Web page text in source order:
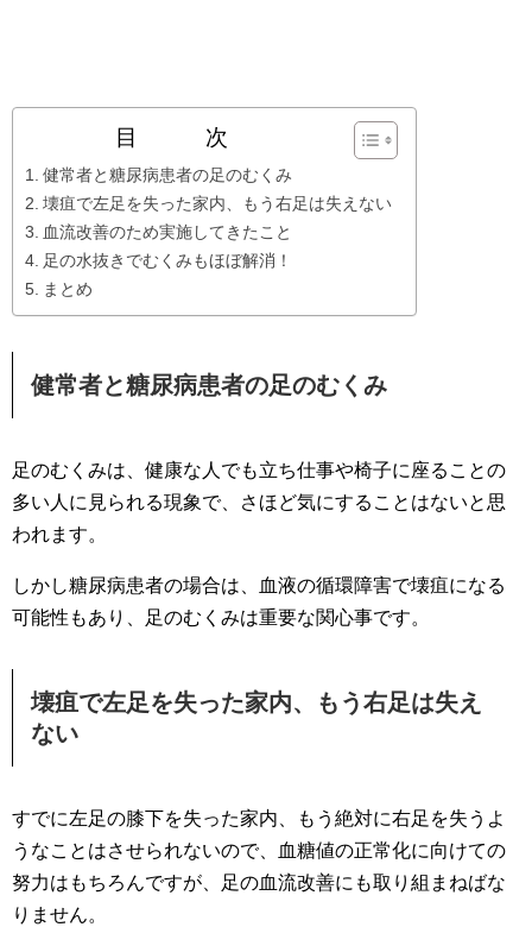
目 次
健常者と糖尿病患者の足のむくみ
壊疽で左足を失った家内、もう右足は失えない
血流改善のため実施してきたこと
足の水抜きでむくみもほぼ解消！
まとめ
健常者と糖尿病患者の足のむくみ
足のむくみは、健康な人でも立ち仕事や椅子に座ることの
多い人に見られる現象で、さほど気にすることはないと思
われます。
しかし糖尿病患者の場合は、血液の循環障害で壊疽になる
可能性もあり、足のむくみは重要な関心事です。
壊疽で左足を失った家内、もう右足は失え
ない
すでに左足の膝下を失った家内、もう絶対に右足を失うよ
うなことはさせられないので、血糖値の正常化に向けての
努力はもちろんですが、足の血流改善にも取り組まねばな
りません。